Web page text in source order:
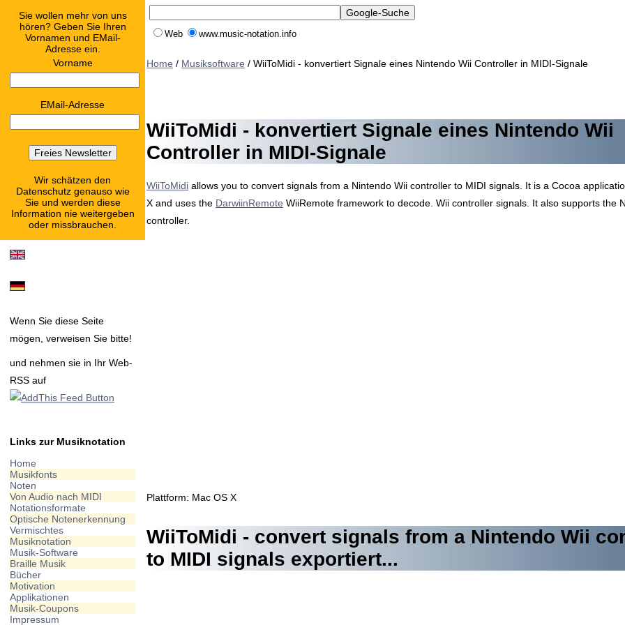
Sie wollen mehr von uns
hören? Geben Sie Ihren
Vornamen und EMail-
Adresse ein.
Vorname
EMail-Adresse
Wir schätzen den
Datenschutz genauso wie
Sie und werden diese
Information nie weitergeben
oder missbrauchen.
Wenn Sie diese Seite
mögen, verweisen Sie bitte!
und nehmen sie in Ihr Web-
RSS auf
Links zur Musiknotation
Home
Musikfonts
Noten
Von Audio nach MIDI
Notationsformate
Optische Notenerkennung
Vermischtes
Musiknotation
Musik-Software
Braille Musik
Bücher
Motivation
Applikationen
Musik-Coupons
Impressum
Web www.music-notation.info
Home / Musiksoftware / WiiToMidi - konvertiert Signale eines Nintendo Wii Controller in MIDI-Signale
WiiToMidi - konvertiert Signale eines Nintendo Wii
Controller in MIDI-Signale
WiiToMidi allows you to convert signals from a Nintendo Wii controller to MIDI signals. It is a Cocoa
X and uses the DarwiinRemote WiiRemote framework to decode. Wii controller signals. It also supports the
controller.
Plattform: Mac OS X
WiiToMidi - convert signals from a Nintendo Wii
to MIDI signals exportiert...